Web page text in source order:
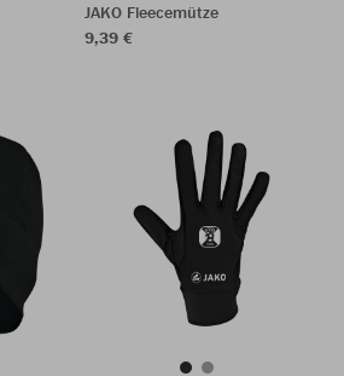
JAKO Fleecemütze
9,39 €